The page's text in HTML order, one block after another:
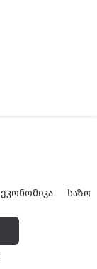
ᲔᲙᲝᲜᲝᲛᲘᲙᲐ